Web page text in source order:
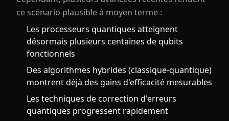
ce scénario plausible à moyen terme :
Les processeurs quantiques atteignent
désormais plusieurs centaines de qubits
fonctionnels
Des algorithmes hybrides (classique-quantique)
montrent déjà des gains d'efficacité mesurables
Les techniques de correction d'erreurs
quantiques progressent rapidement